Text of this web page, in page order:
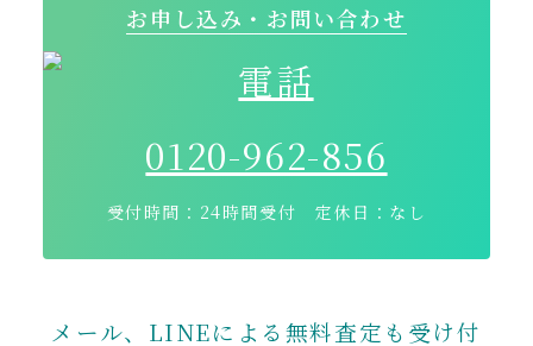
お申し込み・お問い合わせ
0120-962-856
受付時間：24時間受付 定休日：なし
メール、LINEによる無料査定も受け付